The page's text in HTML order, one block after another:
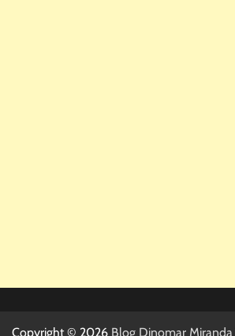
Copyright © 2026 Blog Dinomar Miranda